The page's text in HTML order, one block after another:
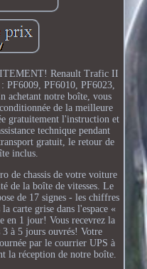
Renault Trafic II
PF6009, PF6010, PF6023,
achetant notre boîte, vous
de la meilleure
gratuitement l'instruction et
technique pendant
gratuit, le retour de
inclus.
de chassis de votre voiture
de la boîte de vitesses. Le
de 17 signes - les chiffres
carte grise dans l'espace «
en 1 jour! Vous recevrez la
à 5 jours ouvrés! Votre
par le courrier UPS à
la réception de notre boîte.